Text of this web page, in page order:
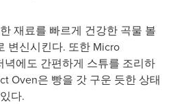
재료를 빠르게 건강한 곡물 볼
변신시킨다. 또한 Micro
녁에도 간편하게 스튜를 조리하
Oven은 빵을 갓 구운 듯한 상태
다.